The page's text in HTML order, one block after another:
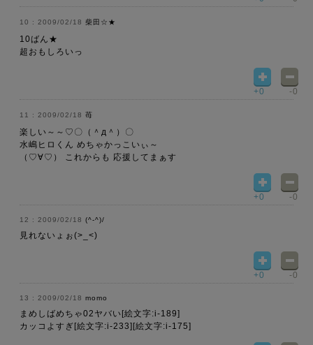
2009/02/18 柴田☆★
10ばん★
超おもしろいっ
+0 -0
2009/02/18 苺
楽しい～～♡〇（＾д＾）〇
水嶋ヒロくん めちゃかっこいぃ～
（♡∀♡） これからも 応援してまぁす
+0 -0
2009/02/18 (^-^)/
見れないょぉ(>_<)
+0 -0
2009/02/18 momo
まめしばめちゃ02ヤバい[絵文字:i-189]
カッコよすぎ[絵文字:i-233][絵文字:i-175]